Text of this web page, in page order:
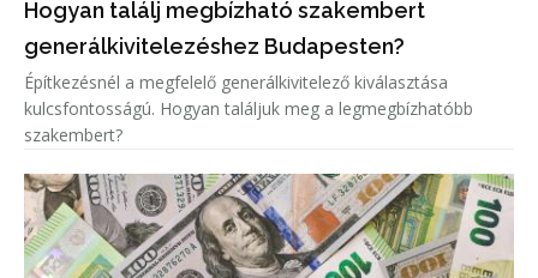
Hogyan találj megbízható szakembert
generálkivitelezéshez Budapesten?
Építkezésnél a megfelelő generálkivitelező kiválasztása
kulcsfontosságú. Hogyan találjuk meg a legmegbízhatóbb
szakembert?